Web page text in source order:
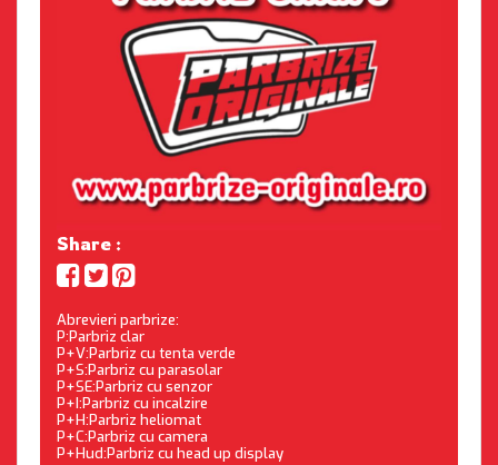
Share :
Abrevieri parbrize:
P:Parbriz clar
P+V:Parbriz cu tenta verde
P+S:Parbriz cu parasolar
P+SE:Parbriz cu senzor
P+I:Parbriz cu incalzire
P+H:Parbriz heliomat
P+C:Parbriz cu camera
P+Hud:Parbriz cu head up display